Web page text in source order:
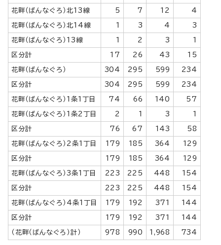
花畔（ばんなぐろ）北13線 5 7 12 4
花畔（ばんなぐろ）北14線 1 3 4 3
花畔（ばんなぐろ）13線 1 2 3 1
区分計 17 26 43 15
花畔（ばんなぐろ） 304 295 599 234
区分計 304 295 599 234
花畔（ばんなぐろ）1条1丁目 74 66 140 57
花畔（ばんなぐろ）1条2丁目 2 1 3 1
区分計 76 67 143 58
花畔（ばんなぐろ）2条1丁目 179 185 364 129
区分計 179 185 364 129
花畔（ばんなぐろ）3条1丁目 223 225 448 154
区分計 223 225 448 154
花畔（ばんなぐろ）4条1丁目 179 192 371 144
区分計 179 192 371 144
（花畔（ばんなぐろ）計） 978 990 1,968 734